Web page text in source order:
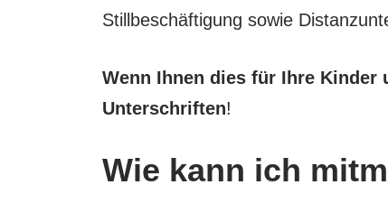
Stillbeschäftigung sowie
Wenn Ihnen dies für Ihre
Unterschriften!
Wie kann ich